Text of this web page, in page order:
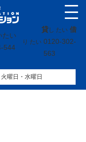
たい
544
貸し たい 借
り たい 0120-302-
563
火曜⽇・水曜⽇
島県いわき市小名浜